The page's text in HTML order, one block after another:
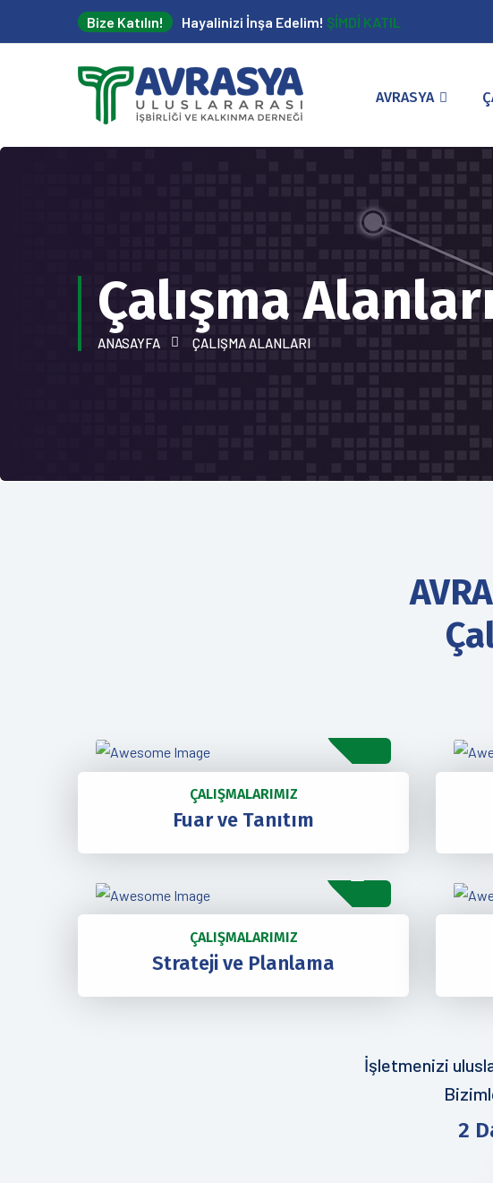
Bize Katılın! Hayalinizi İnşa Edelim! ŞİMDİ KATIL
AVRASYA
Çalışma
ANASAYFA ÇALIŞMA ALANLARI
ÇALIŞMALARIMIZ
Fuar ve Tanıtım
ÇALIŞMALARIMIZ
Strateji ve Planlama
İşletmenizi
2